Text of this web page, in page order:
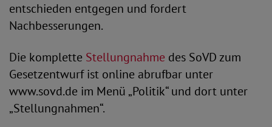
entschieden entgegen und fordert
Nachbesserungen.
Die komplette Stellungnahme des SoVD zum
Gesetzentwurf ist online abrufbar unter
www.sovd.de im Menü „Politik“ und dort unter
„Stellungnahmen“.